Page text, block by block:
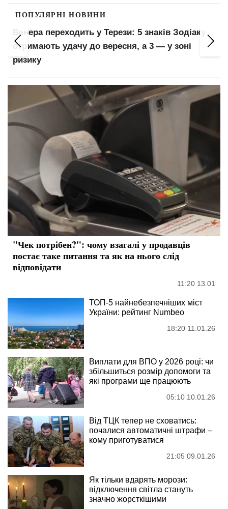
ПОПУЛЯРНІ НОВИНИ
Венера переходить у Терези: 5 знаків Зодіаку
отримають удачу до вересня, а 3 — у зоні
ризику
"Чек потрібен?": чому взагалі у продавців
постає таке питання та як на нього слід
відповідати
11:20 13.01
ТОП-5 найнебезпечніших міст
України: рейтинг Numbeo
18:20 11.01.26
Виплати для ВПО у 2026 році: чи
збільшиться розмір допомоги та
які програми ще працюють
05:10 10.01.26
Від ТЦК тепер не сховатись:
почалися автоматичні штрафи –
кому приготуватися
21:05 09.01.26
Як тільки вдарять морози:
відключення світла стануть
значно жорсткішими